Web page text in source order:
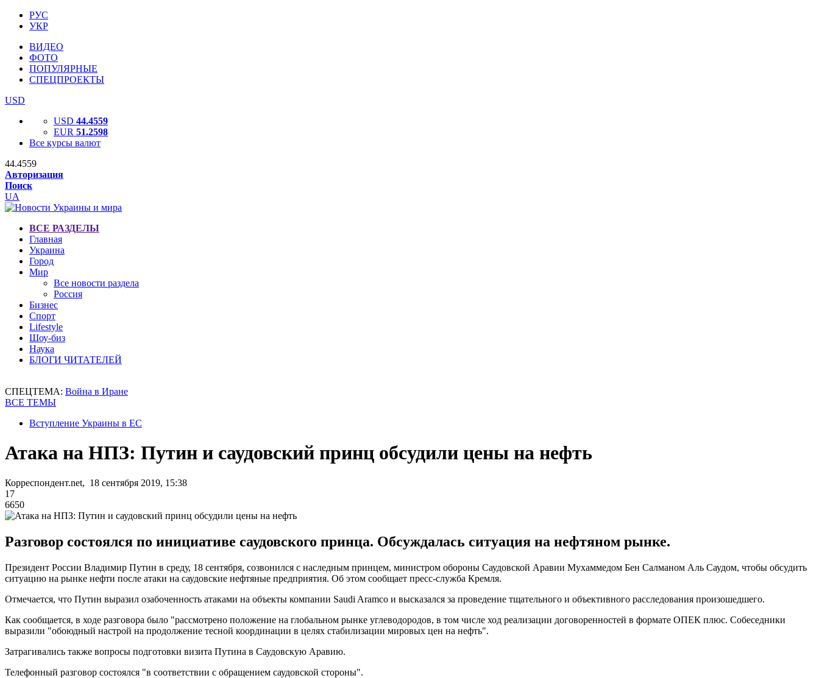
РУС
УКР
ВИДЕО
ФОТО
ПОПУЛЯРНЫЕ
СПЕЦПРОЕКТЫ
USD
USD 44.4559
EUR 51.2598
Все курсы валют
44.4559
Авторизация
Поиск
UA
ВСЕ РАЗДЕЛЫ
Главная
Украина
Город
Мир
Все новости раздела
Россия
Бизнес
Спорт
Lifestyle
Шоу-биз
Наука
БЛОГИ ЧИТАТЕЛЕЙ
СПЕЦТЕМА: Война в Иране
ВСЕ ТЕМЫ
Вступление Украины в ЕС
Атака на НПЗ: Путин и саудовский принц обсудили цены на нефть
Корреспондент.net, 18 сентября 2019, 15:38
17
6650
Разговор состоялся по инициативе саудовского принца. Обсуждалась ситуация на нефтяном рынке.
Президент России Владимир Путин в среду, 18 сентября, созвонился с наследным принцем, министром обороны Саудовской Аравии Мухаммедом Бен Салманом Аль Саудом, чтобы обсудить
ситуацию на рынке нефти после атаки на саудовские нефтяные предприятия. Об этом сообщает пресс-служба Кремля.
Отмечается, что Путин выразил озабоченность атаками на объекты компании Saudi Aramco и высказался за проведение тщательного и объективного расследования произошедшего.
Как сообщается, в ходе разговора было "рассмотрено положение на глобальном рынке углеводородов, в том числе ход реализации договоренностей в формате ОПЕК плюс. Собеседники
выразили "обоюдный настрой на продолжение тесной координации в целях стабилизации мировых цен на нефть".
Затрагивались также вопросы подготовки визита Путина в Саудовскую Аравию.
Телефонный разговор состоялся "в соответствии с обращением саудовской стороны".